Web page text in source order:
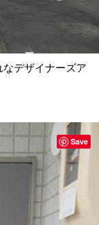
デザイナーズア
Save